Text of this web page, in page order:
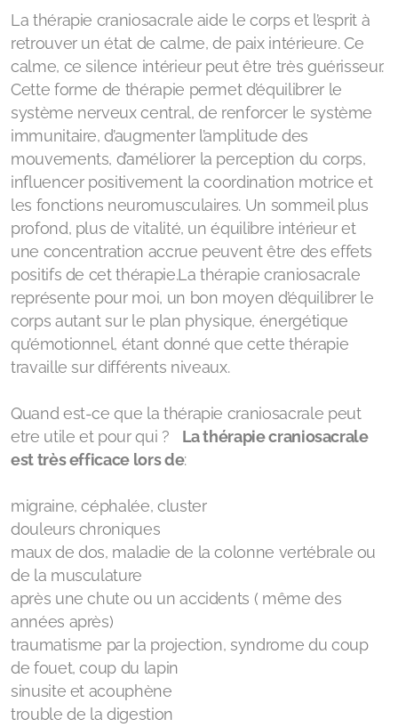
La thérapie craniosacrale aide le corps et l’esprit à
retrouver un état de calme, de paix intérieure. Ce
calme, ce silence intérieur peut être très guérisseur.
Cette forme de thérapie permet d’équilibrer le
système nerveux central, de renforcer le système
immunitaire, d’augmenter l’amplitude des
mouvements, d’améliorer la perception du corps,
influencer positivement la coordination motrice et
les fonctions neuromusculaires. Un sommeil plus
profond, plus de vitalité, un équilibre intérieur et
une concentration accrue peuvent être des effets
positifs de cet thérapie.La thérapie craniosacrale
représente pour moi, un bon moyen d’équilibrer le
corps autant sur le plan physique, énergétique
qu’émotionnel, étant donné que cette thérapie
travaille sur différents niveaux.
Quand est-ce que la thérapie craniosacrale peut
etre utile et pour qui ? La thérapie craniosacrale
est très efficace lors de:
migraine, céphalée, cluster
douleurs chroniques
maux de dos, maladie de la colonne vertébrale ou
de la musculature
après une chute ou un accidents ( même des
années après)
traumatisme par la projection, syndrome du coup
de fouet, coup du lapin
sinusite et acouphène
trouble de la digestion